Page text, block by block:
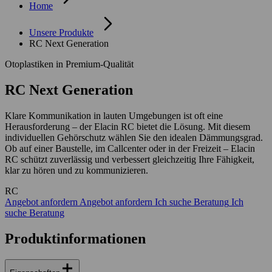
Home
Unsere Produkte
RC Next Generation
Otoplastiken in Premium-Qualität
RC Next Generation
Klare Kommunikation in lauten Umgebungen ist oft eine
Herausforderung – der Elacin RC bietet die Lösung. Mit diesem
individuellen Gehörschutz wählen Sie den idealen Dämmungsgrad.
Ob auf einer Baustelle, im Callcenter oder in der Freizeit – Elacin
RC schützt zuverlässig und verbessert gleichzeitig Ihre Fähigkeit,
klar zu hören und zu kommunizieren.
RC
Angebot anfordern Angebot anfordern Ich suche Beratung Ich
suche Beratung
Produktinformationen